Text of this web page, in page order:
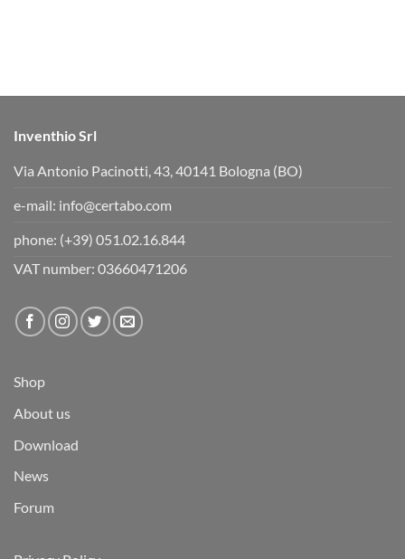
Inventhio Srl
Via Antonio Pacinotti, 43, 40141 Bologna (BO)
e-mail: info@certabo.com
phone: (+39) 051.02.16.844
VAT number: 03660471206
Shop
About us
Download
News
Forum